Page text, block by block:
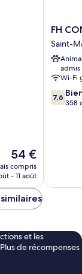
Le
nouveau
prix
de
54 €
compris
- 11 août
FH
ARENA
Saint-
FH
Saint-
admis
Wi-Fi
7.6
sur
7,6
358
et les
de récompenses